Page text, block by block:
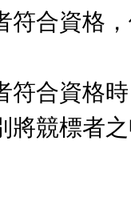
符合資格
符合資格
將競標者